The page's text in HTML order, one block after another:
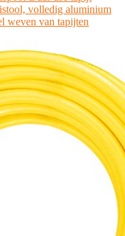
volledig aluminium
weven van tapijten